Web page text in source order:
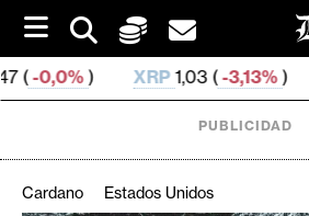
i
p
t
o
XRP1,03 ( -3,13%) SOL72,83 (
PUBLICIDAD
Cardano Estados Unidos